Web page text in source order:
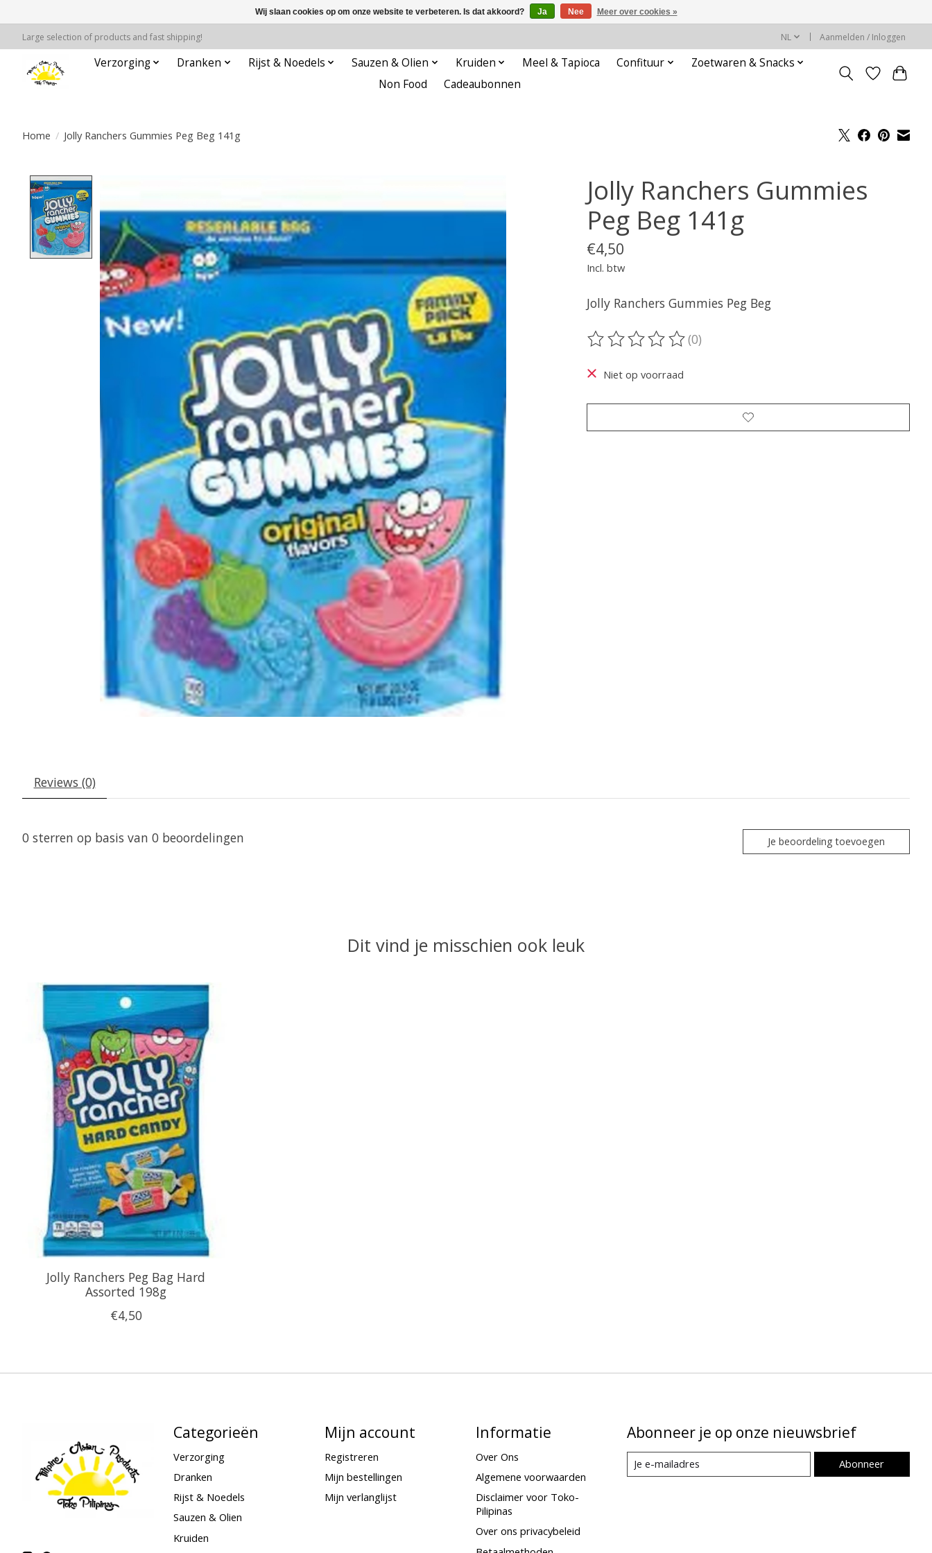
Large selection of products and fast shipping! NL Aanmelden / Inloggen
Verzorging Dranken Rijst & Noedels Sauzen & Olien Kruiden Meel & Tapioca Confituur
Zoetwaren & Snacks
Non Food
Cadeaubonnen
Home / Jolly Ranchers Gummies Peg Beg 141g
Jolly Ranchers Gummies
Peg Beg 141g
€4,50
Incl. btw
Jolly Ranchers Gummies Peg Beg
De beoordeling van dit product is
(0)
Niet op voorraad
Reviews (0)
0 sterren op basis van 0 beoordelingen Je beoordeling toevoegen
Dit vind je misschien ook leuk
Items van productcarrousel
Jolly Ranchers Peg Bag Hard
Assorted 198g
€4,50
Categorieën
Verzorging
Dranken
Rijst & Noedels
Sauzen & Olien
Kruiden
Mijn account
Registreren
Mijn bestellingen
Mijn verlanglijst
Informatie
Over Ons
Algemene voorwaarden
Disclaimer voor Toko-
Pilipinas
Over ons privacybeleid
Abonneer je op onze nieuwsbrief
Abonneer
Wij slaan cookies op om onze website te verbeteren. Is dat akkoord? Ja Nee Meer over cookies »